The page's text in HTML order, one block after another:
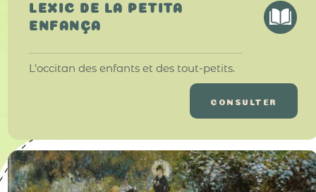
LEXIC DE LA PETITA
ENFANÇA
L’occitan des enfants et des tout-petits.
CONSULTER